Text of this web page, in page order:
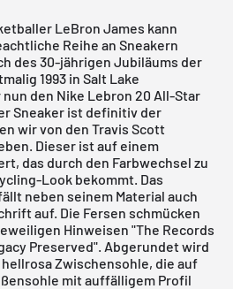
LeBron James kann
Reihe an Sneakern
des 30-jährigen Jubiläums der
1993 in Salt Lake
den Nike Lebron 20 All-Star
Sneaker ist definitiv der
wir von den Travis Scott
Dieser ist auf einem
das durch den Farbwechsel zu
Look bekommt. Das
neben seinem Material auch
auf. Die Fersen schmücken
Hinweisen "The Records
Preserved". Abgerundet wird
Zwischensohle, die auf
mit auffälligem Profil